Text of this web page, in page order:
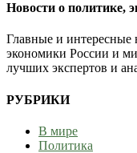
Новости о политике,
Главные и интересные
экономики России и
лучших экспертов и
РУБРИКИ
В мире
Политика